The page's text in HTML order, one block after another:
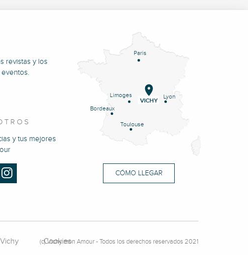
revistas y los
y tus mejores
Paris
Lyon
Limoges
Bordeaux
Toulouse
VICHY
CÓMO LLEGAR
Cookies
(c) Vichy mon Amour - Todos los derechos reservados 2021